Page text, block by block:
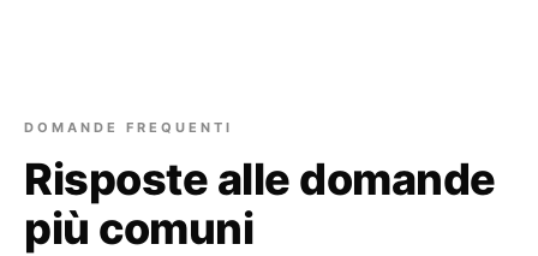
DOMANDE FREQUENTI
Risposte alle domande
più comuni